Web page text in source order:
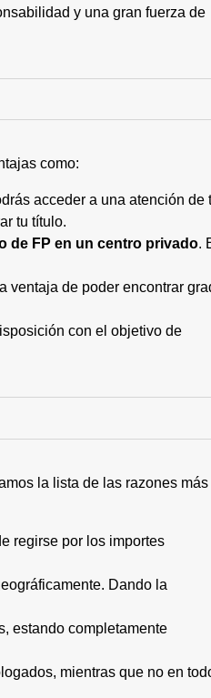
y una gran fuerza de
como:
acceder a una atención de
tu título.
de FP en un centro privado.
ventaja de poder encontrar
con el objetivo de
la lista de las razones más
regirse por los importes
Dando la
estando completamente
mientras que no en